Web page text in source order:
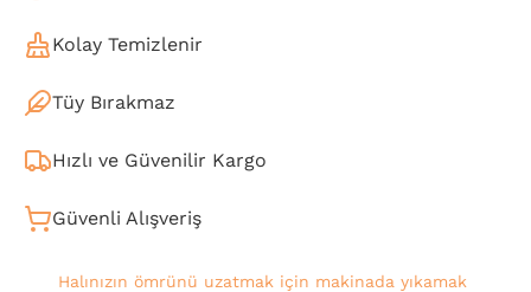
Kolay Temizlenir
Tüy Bırakmaz
Hızlı ve Güvenilir Kargo
Güvenli Alışveriş
Halınızın ömrünü uzatmak için makinada yıkamak